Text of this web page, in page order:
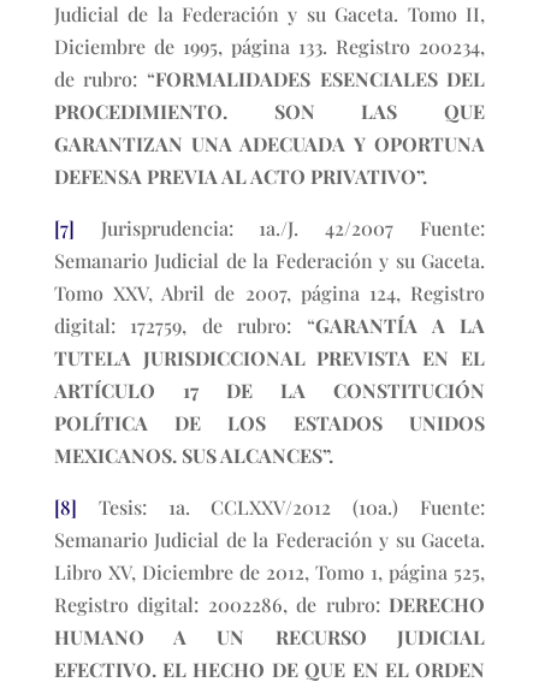
Judicial de la Federación y su Gaceta. Tomo II,
Diciembre de 1995, página 133. Registro 200234,
de rubro: “FORMALIDADES ESENCIALES DEL
PROCEDIMIENTO. SON LAS QUE
GARANTIZAN UNA ADECUADA Y OPORTUNA
DEFENSA PREVIA AL ACTO PRIVATIVO”.
[7] Jurisprudencia: 1a./J. 42/2007 Fuente:
Semanario Judicial de la Federación y su Gaceta.
Tomo XXV, Abril de 2007, página 124, Registro
digital: 172759, de rubro: “GARANTÍA A LA
TUTELA JURISDICCIONAL PREVISTA EN EL
ARTÍCULO 17 DE LA CONSTITUCIÓN
POLÍTICA DE LOS ESTADOS UNIDOS
MEXICANOS. SUS ALCANCES”.
[8] Tesis: 1a. CCLXXV/2012 (10a.) Fuente:
Semanario Judicial de la Federación y su Gaceta.
Libro XV, Diciembre de 2012, Tomo 1, página 525,
Registro digital: 2002286, de rubro: DERECHO
HUMANO A UN RECURSO JUDICIAL
EFECTIVO. EL HECHO DE QUE EN EL ORDEN